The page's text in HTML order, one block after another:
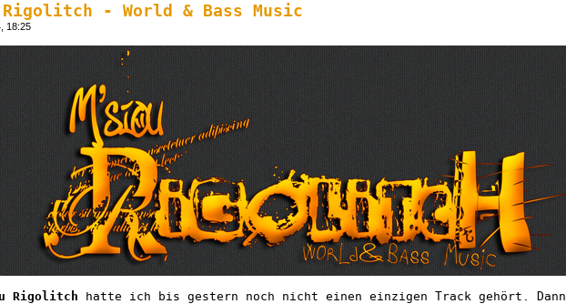
- World & Bass Music
18:25
Rigolitch hatte ich bis gestern noch nicht einen einzigen Track gehört. Dann